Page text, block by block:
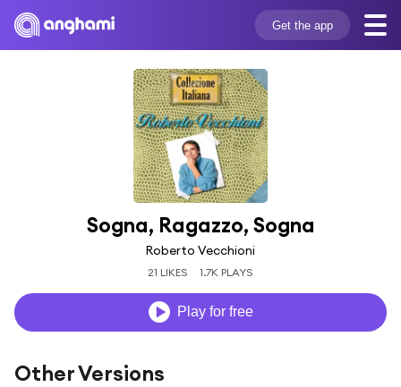
Get the app
Sogna, Ragazzo, Sogna
Roberto Vecchioni
21 LIKES 1.7K PLAYS
Play for free
Other Versions